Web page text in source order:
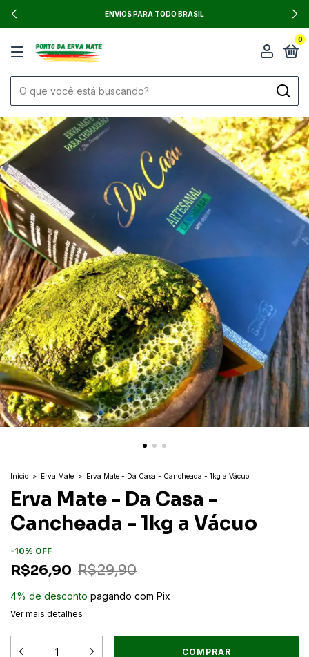
ENVIOS PARA TODO BRASIL
0
Início > Erva Mate > Erva Mate - Da Casa - Cancheada - 1kg a Vácuo
Erva Mate - Da Casa -
Cancheada - 1kg a Vácuo
-10% OFF
R$26,90 R$29,90
4% de desconto pagando com Pix
Ver mais detalhes